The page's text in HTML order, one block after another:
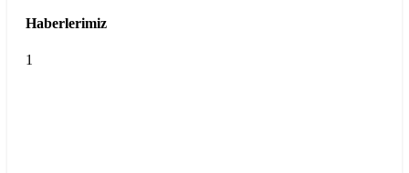
Haberlerimiz
1